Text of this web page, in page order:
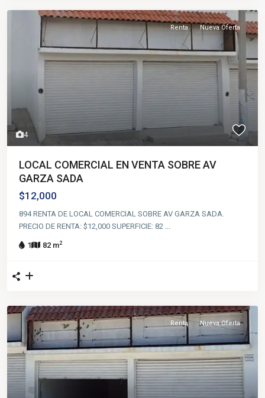
4
Renta Nueva Oferta
LOCAL COMERCIAL EN VENTA SOBRE AV
GARZA SADA
$12,000
894 RENTA DE LOCAL COMERCIAL SOBRE AV GARZA SADA.
PRECIO DE RENTA: $12,000 SUPERFICIE: 82 ...
1 82 m2
Renta Nueva Oferta